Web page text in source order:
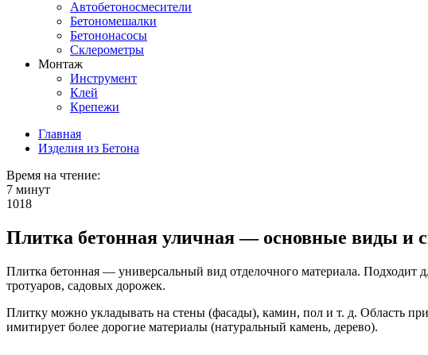
Автобетоносмесители
Бетономешалки
Бетононасосы
Склерометры
Монтаж
Инструмент
Клей
Крепежи
Главная
Изделия из Бетона
Время на чтение:
7 минут
1018
Плитка бетонная уличная — основные виды и
Плитка бетонная — универсальный вид отделочного материала. Подходит
тротуаров, садовых дорожек.
Плитку можно укладывать на стены (фасады), камин, пол и т. д. Область
имитирует более дорогие материалы (натуральный камень, дерево).